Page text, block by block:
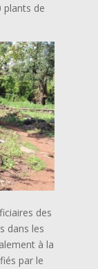
plants de
des
dans les
à la
par le